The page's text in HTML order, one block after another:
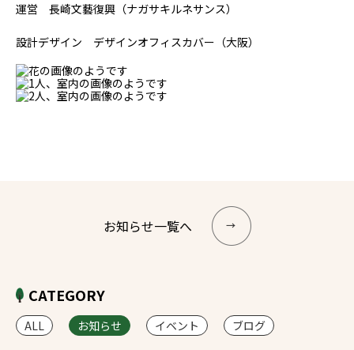
CATEGORY
ALL お知らせ イベント ブログ
運営 長崎文藝復興（ナガサキルネサンス）
設計デザイン デザインオフィスカバー（大阪）
お知らせ一覧へ